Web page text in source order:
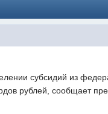
субсидий из
рублей, сообщает